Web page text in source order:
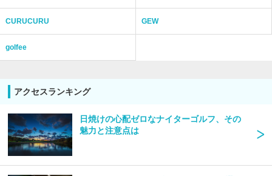
CURUCURU GEW
golfee
アクセスランキング
日焼けの心配ゼロなナイターゴルフ、その
魅力と注意点は